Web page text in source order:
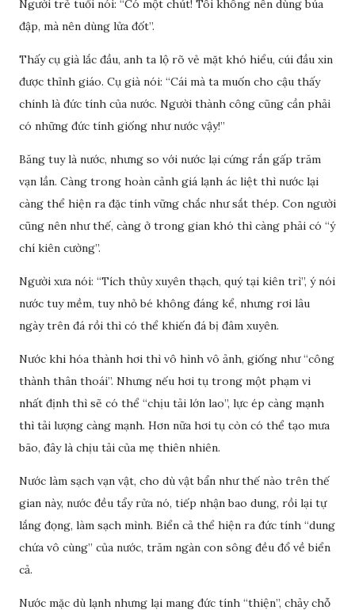
Người trẻ tuổi nói: “Có một chút! Tôi không nên dùng búa
đập, mà nên dùng lửa đốt”.
Thấy cụ già lắc đầu, anh ta lộ rõ vẻ mặt khó hiểu, cúi đầu xin
được thỉnh giáo. Cụ già nói: “Cái mà ta muốn cho cậu thấy
chính là đức tính của nước. Người thành công cũng cần phải
có những đức tính giống như nước vậy!”
Băng tuy là nước, nhưng so với nước lại cứng rắn gấp trăm
vạn lần. Càng trong hoàn cảnh giá lạnh ác liệt thì nước lại
càng thể hiện ra đặc tính vững chắc như sắt thép. Con người
cũng nên như thế, càng ở trong gian khó thì càng phải có “ý
chí kiên cường”.
Người xưa nói: “Tích thủy xuyên thạch, quý tại kiên trì”, ý nói
nước tuy mềm, tuy nhỏ bé không đáng kể, nhưng rơi lâu
ngày trên đá rồi thì có thể khiến đá bị đâm xuyên.
Nước khi hóa thành hơi thì vô hình vô ảnh, giống như “công
thành thân thoái”. Nhưng nếu hơi tụ trong một phạm vi
nhất định thì sẽ có thể “chịu tải lớn lao”, lực ép càng mạnh
thì tải lượng càng mạnh. Hơn nữa hơi tụ còn có thể tạo mưa
bão, đây là chịu tải của mẹ thiên nhiên.
Nước làm sạch vạn vật, cho dù vật bẩn như thế nào trên thế
gian này, nước đều tẩy rửa nó, tiếp nhận bao dung, rồi lại tự
lắng đọng, làm sạch mình. Biển cả thể hiện ra đức tính “dung
chứa vô cùng” của nước, trăm ngàn con sông đều đổ về biển
cả.
Nước mặc dù lạnh nhưng lại mang đức tính “thiện”, chảy chỗ